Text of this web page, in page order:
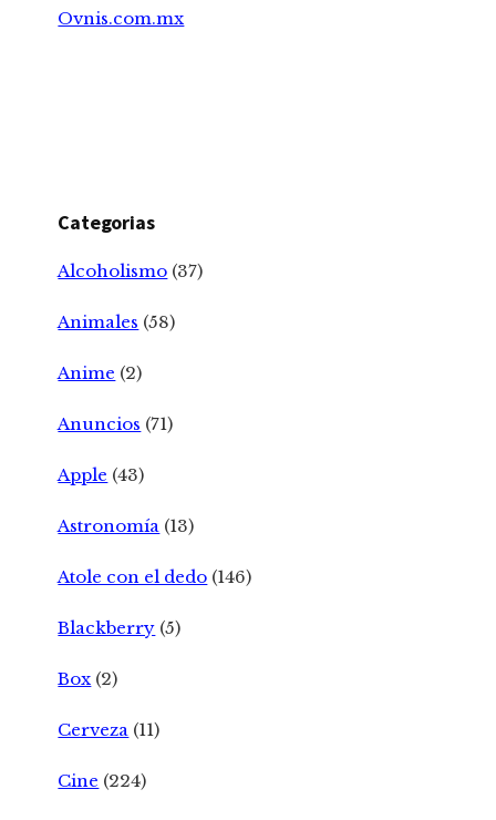
Ovnis.com.mx
Categorias
Alcoholismo (37)
Animales (58)
Anime (2)
Anuncios (71)
Apple (43)
Astronomía (13)
Atole con el dedo (146)
Blackberry (5)
Box (2)
Cerveza (11)
Cine (224)